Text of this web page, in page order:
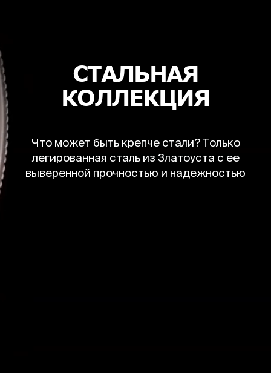
СТАЛЬНАЯ
КОЛЛЕКЦИЯ
Что может быть крепче стали? Только
легированная сталь из Златоуста с ее
выверенной прочностью и надежностью